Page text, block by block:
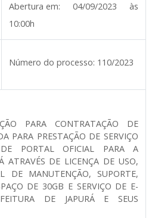
Abertura em:
04/09/2023 às
10:00h
Número do processo: 110/2023
PARA CONTRATAÇÃO DE
PARA PRESTAÇÃO DE SERVIÇO
PORTAL OFICIAL PARA A
ATRAVÉS DE LICENÇA DE USO,
DE MANUTENÇÃO, SUPORTE,
DE 30GB E SERVIÇO DE E-
DE JAPURÁ E SEUS